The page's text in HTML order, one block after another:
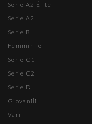
Serie A2 Élite
Serie A2
Serie B
Femminile
Serie C1
Serie C2
Serie D
Giovanili
Vari